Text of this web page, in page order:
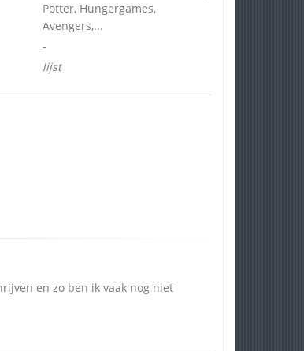
Potter, Hungergames,
Avengers,...
-
lijst
en zo ben ik vaak nog niet